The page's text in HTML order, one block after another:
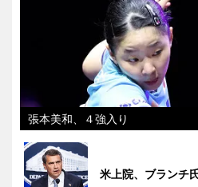
張本美和、４強入り
米上院、ブランチ